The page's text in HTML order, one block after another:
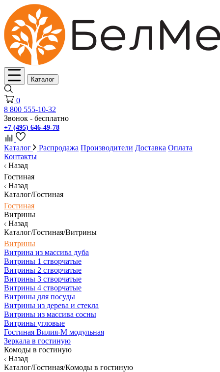
Каталог
0
8 800 555-10-32
Звонок - бесплатно
+7 (495) 646-49-78
Каталог Распродажа Производители Доставка Оплата
Контакты
Назад
Гостиная
Назад
Каталог/Гостиная
Гостиная
Витрины
Назад
Каталог/Гостиная/Витрины
Витрины
Витрина из массива дуба
Витрины 1 створчатые
Витрины 2 створчатые
Витрины 3 створчатые
Витрины 4 створчатые
Витрины для посуды
Витрины из дерева и стекла
Витрины из массива сосны
Витрины угловые
Гостиная Вилия-М модульная
Зеркала в гостиную
Комоды в гостиную
Назад
Каталог/Гостиная/Комоды в гостиную